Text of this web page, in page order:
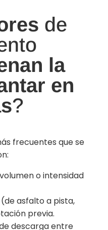
de
la
en
?
frecuentes que se
o intensidad
(de asfalto a pista,
previa.
descarga entre